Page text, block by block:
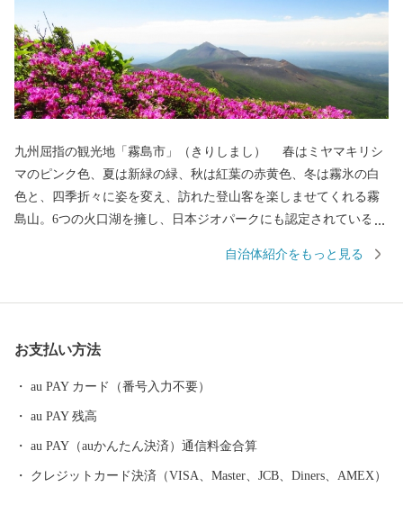
九州屈指の観光地「霧島市」（きりしまし） 春はミヤマキリシ
マのピンク色、夏は新緑の緑、秋は紅葉の赤黄色、冬は霧氷の白
色と、四季折々に姿を変え、訪れた登山客を楽しませてくれる霧
島山。6つの火口湖を擁し、日本ジオパークにも認定されている大
の豊かな自然が広がり、その中で育つ黒豚・黒牛・黒さつま鶏・
める家族湯やロケーションが最高の露天風呂、昔ながらの湯治温
泉など多種多様な温泉施設があり、自分好みの温泉を楽しむこと
器を手に高千穂峰に降り立ったとされる「天孫降臨神話」が残
り、そのニニギノミコトを御祭神としている霧島神宮を中心にた
くさんのパワースポットがあり、そのパワーを求めて全国から多
自治体紹介をもっと見る
お支払い方法
au PAY カード（番号入力不要）
au PAY 残高
au PAY（auかんたん決済）通信料金合算
クレジットカード決済（VISA、Master、JCB、Diners、AMEX）